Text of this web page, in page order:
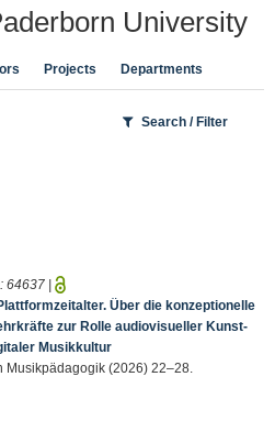
University
Projects Departments
Search / Filter
64637 |
Über die konzeptionelle
zur Rolle audiovisueller Kunst-
Musikkultur
Musikpädagogik (2026) 22–28.